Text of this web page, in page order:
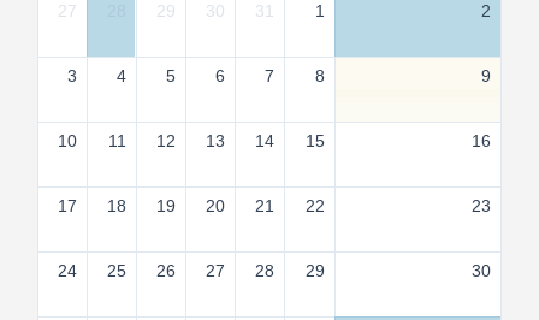
27 29 30 31 1 2
3 4 5 6 7 8 9
10 11 12 13 14 15 16
17 18 19 20 21 22 23
24 25 26 27 28 29 30